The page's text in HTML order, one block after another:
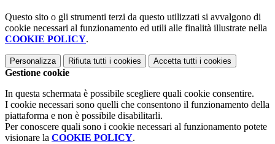
Questo sito o gli strumenti terzi da questo utilizzati si avvalgono di
cookie necessari al funzionamento ed utili alle finalità illustrate nella
COOKIE POLICY.
Personalizza Rifiuta tutti i cookies Accetta tutti i cookies
Gestione cookie
In questa schermata è possibile scegliere quali cookie consentire.
I cookie necessari sono quelli che consentono il funzionamento della
piattaforma e non è possibile disabilitarli.
Per conoscere quali sono i cookie necessari al funzionamento potete
visionare la COOKIE POLICY.